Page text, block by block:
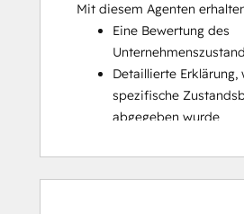
Mit diesem Agenten
Eine Bewertung des
Detaillierte Erklärung,
spezifische
abgegeben wurde
Handeln